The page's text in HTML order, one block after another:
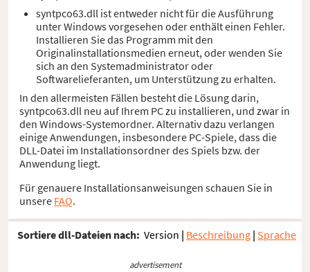
syntpco63.dll ist entweder nicht für die Ausführung
unter Windows vorgesehen oder enthält einen Fehler.
Installieren Sie das Programm mit den
Originalinstallationsmedien erneut, oder wenden Sie
sich an den Systemadministrator oder
Softwarelieferanten, um Unterstützung zu erhalten.
In den allermeisten Fällen besteht die Lösung darin,
syntpco63.dll neu auf Ihrem PC zu installieren, und zwar in
den Windows-Systemordner. Alternativ dazu verlangen
einige Anwendungen, insbesondere PC-Spiele, dass die
DLL-Datei im Installationsordner des Spiels bzw. der
Anwendung liegt.
Für genauere Installationsanweisungen schauen Sie in
unsere FAQ.
Sortiere dll-Dateien nach: Version | Beschreibung | Sprache
advertisement